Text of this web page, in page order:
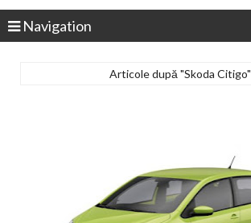
Navigation
Articole după "Skoda Citigo"